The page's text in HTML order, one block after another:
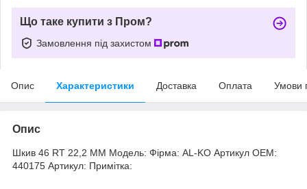
Що таке купити з Пром?
Замовлення під захистом
Опис Характеристики Доставка Оплата Умови
Опис
Шкив 46 RT 22,2 MM Модель: Фірма: AL-KO Артикул OEM:
440175 Артикул: Примітка: